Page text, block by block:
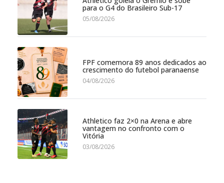
para o G4 do Brasileiro Sub-17
05/08/2026
FPF comemora 89 anos dedicados ao
crescimento do futebol paranaense
04/08/2026
Athletico faz 2×0 na Arena e abre
vantagem no confronto com o
Vitória
03/08/2026